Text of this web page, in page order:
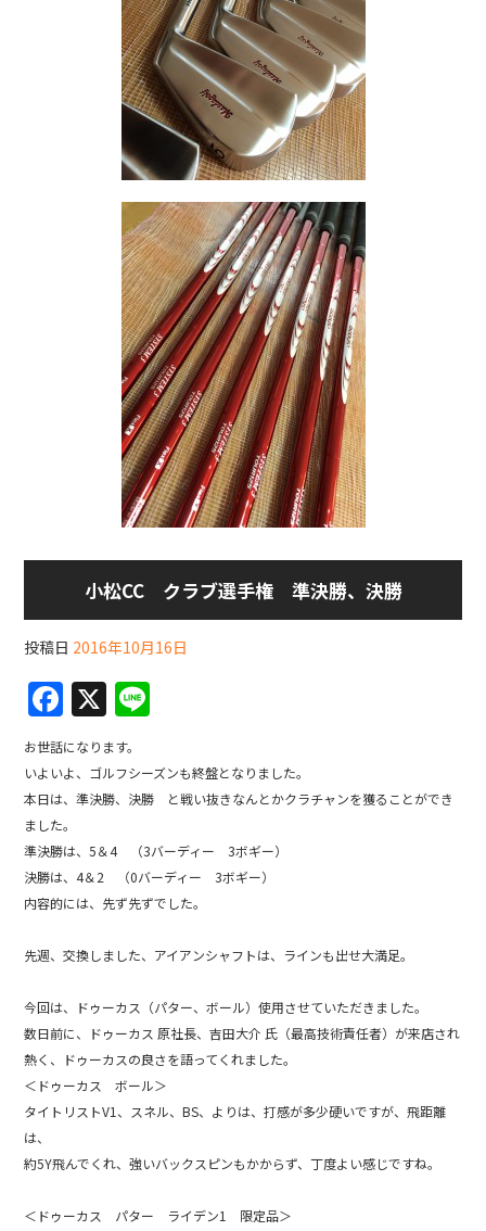
小松CC クラブ選手権 準決勝、決勝
投稿日 2016年10月16日
F
a
c
e
b
o
o
k
X
e
お世話になります。
いよいよ、ゴルフシーズンも終盤となりました。
本日は、準決勝、決勝 と戦い抜きなんとかクラチャンを獲ることができ
ました。
準決勝は、5＆4 （3バーディー 3ボギー）
決勝は、4＆2 （0バーディー 3ボギー）
内容的には、先ず先ずでした。
先週、交換しました、アイアンシャフトは、ラインも出せ大満足。
今回は、ドゥーカス（パター、ボール）使用させていただきました。
数日前に、ドゥーカス 原社長、吉田大介 氏（最高技術責任者）が来店され
熱く、ドゥーカスの良さを語ってくれました。
＜ドゥーカス ボール＞
タイトリストV1、スネル、BS、よりは、打感が多少硬いですが、飛距離
は、
約5Y飛んでくれ、強いバックスピンもかからず、丁度よい感じですね。
＜ドゥーカス パター ライデン1 限定品＞